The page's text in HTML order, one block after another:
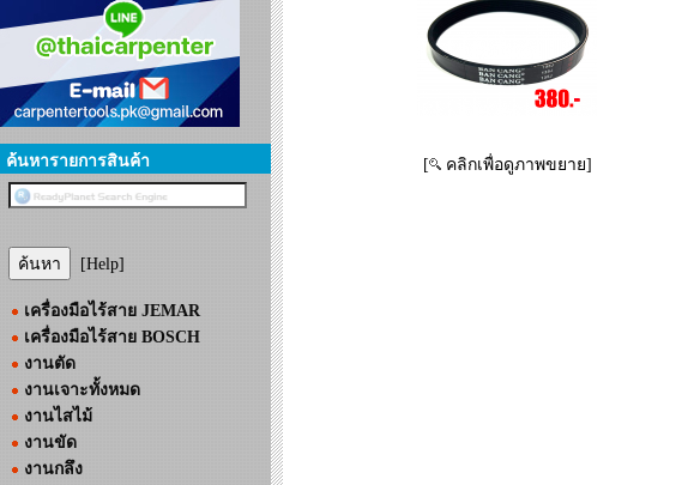
ค้นหารายการสินค้า
[Help]
เครื่องมือไร้สาย JEMAR
เครื่องมือไร้สาย BOSCH
งานตัด
งานเจาะทั้งหมด
งานไสไม้
งานขัด
งานกลึง
[ คลิกเพื่อดูภาพขยาย]